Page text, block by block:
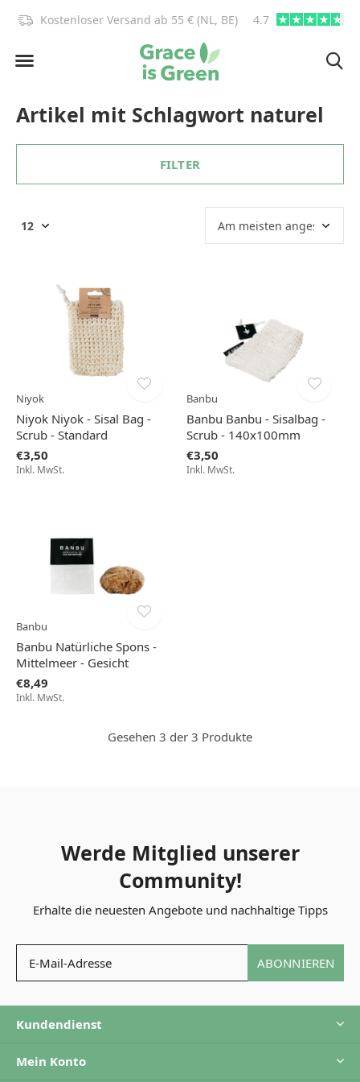
Kostenloser Versand ab 55 € (NL, BE) 4.7
Artikel mit Schlagwort naturel
FILTER
Niyok
Niyok Niyok - Sisal Bag -
Scrub - Standard
€3,50
Inkl. MwSt.
Banbu
Banbu Banbu - Sisalbag -
Scrub - 140x100mm
€3,50
Inkl. MwSt.
Banbu
Banbu Natürliche Spons -
Mittelmeer - Gesicht
€8,49
Inkl. MwSt.
Gesehen 3 der 3 Produkte
Werde Mitglied unserer
Community!
Erhalte die neuesten Angebote und nachhaltige Tipps
ABONNIEREN
Kundendienst
Mein Konto